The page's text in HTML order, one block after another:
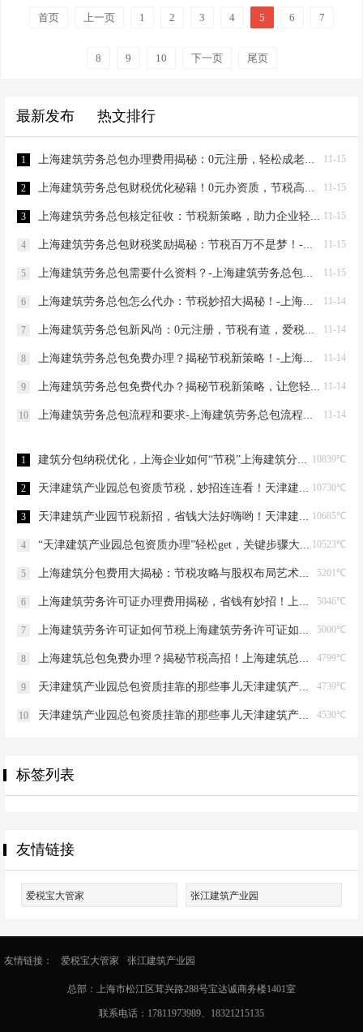
轻轻松松就能达…
对于建筑劳务公司来说，资质就是敲
门砖，是参与市场竞争的基础。那
法人营业执照，这是最基本的“身份
施工劳务资质不分等级到各专业作业
打多年，这种痛点我太熟悉了。咱们
业，特别是那些手握资质的，怎么通
先给大家看个对比案例，感受下不同
主体下的税务差异有多大。老王是个
精明的建筑包工头，他手下有个项目
运营，一年到头辛辛苦苦，净利润也
就500万左右。按照有限公司的标准来
125万没了，剩下375万还得纳20…
首页 上一页 1 2 3 4 5 6 7
8 9 10 下一页 尾页
最新发布 热文排行
11-15
1 上海建筑劳务总包办理费用揭秘：0元注册，轻松成老板！-上海建筑劳务总包办理费用
11-15
2 上海建筑劳务总包财税优化秘籍！0元办资质，节税高达80%-上海建筑劳务总包财税优化
11-15
3 上海建筑劳务总包核定征收：节税新策略，助力企业轻装上阵！-上海建筑劳务总包核定征收
11-15
4 上海建筑劳务总包财税奖励揭秘：节税百万不是梦！-上海建筑劳务总包财税奖励
11-15
5 上海建筑劳务总包需要什么资料？-上海建筑劳务总包需要什么资料
11-14
6 上海建筑劳务总包怎么代办：节税妙招大揭秘！-上海建筑劳务总包怎么代办
11-14
7 上海建筑劳务总包新风尚：0元注册，节税有道，爱税宝助力企业轻装上阵！-上海建筑劳务总包需要到场吗？
11-14
8 上海建筑劳务总包免费办理？揭秘节税新策略！-上海建筑劳务总包免费办理吗？
11-14
9 上海建筑劳务总包免费代办？揭秘节税新策略，让您轻松成老板！-上海建筑劳务总包免费代办吗？
11-14
10 上海建筑劳务总包流程和要求-上海建筑劳务总包流程和要求
10839℃
1 建筑分包纳税优化，上海企业如何“节税”上海建筑分包纳税优化
10730℃
2 天津建筑产业园总包资质节税，妙招连连看！天津建筑产业园总包资质节税优化
10685℃
3 天津建筑产业园节税新招，省钱大法好嗨哟！天津建筑产业园总包资质节税优化
10523℃
4 “天津建筑产业园总包资质办理”轻松get，关键步骤大揭秘！天津建筑产业园总包资质办理
5201℃
5 上海建筑分包费用大揭秘：节税攻略与股权布局艺术上海建筑分包有什么费用
5046℃
6 上海建筑劳务许可证办理费用揭秘，省钱有妙招！上海建筑劳务许可证办理费用是多少
5000℃
7 上海建筑劳务许可证如何节税上海建筑劳务许可证如何节税
4799℃
8 上海建筑总包免费办理？揭秘节税高招！上海建筑总包免费办理吗？
4739℃
9 天津建筑产业园总包资质挂靠的那些事儿天津建筑产业园总包资质挂靠
4530℃
10 天津建筑产业园总包资质挂靠的那些事儿天津建筑产业园总包资质挂靠
标签列表
友情链接
爱税宝大管家 张江建筑产业园
友情链接： 爱税宝大管家 张江建筑产业园
总部：上海市松江区茸兴路288号宝达诚商务楼1401室
联系电话：17811973989、18321215135